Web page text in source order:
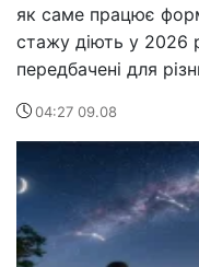
як саме працює
стажу діють у 2026
передбачені для
04:27 09.08